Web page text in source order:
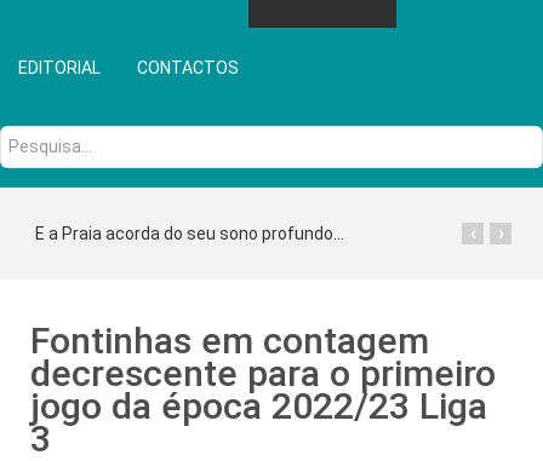
EDITORIAL CONTACTOS
Pesquisa...
E a Praia acorda do seu sono profundo... ›
‹
Fontinhas em contagem
decrescente para o primeiro
jogo da época 2022/23 Liga
3